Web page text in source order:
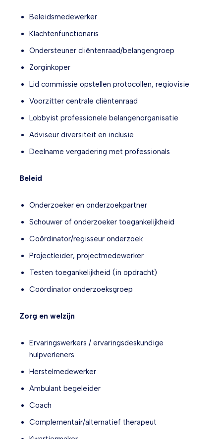
Beleidsmedewerker
Klachtenfunctionaris
Ondersteuner cliëntenraad/belangengroep
Zorginkoper
Lid commissie opstellen protocollen, regiovisie
Voorzitter centrale cliëntenraad
Lobbyist professionele belangenorganisatie
Adviseur diversiteit en inclusie
Deelname vergadering met professionals
Beleid
Onderzoeker en onderzoekpartner
Schouwer of onderzoeker toegankelijkheid
Coördinator/regisseur onderzoek
Projectleider, projectmedewerker
Testen toegankelijkheid (in opdracht)
Coördinator onderzoeksgroep
Zorg en welzijn
Ervaringswerkers / ervaringsdeskundige
hulpverleners
Herstelmedewerker
Ambulant begeleider
Coach
Complementair/alternatief therapeut